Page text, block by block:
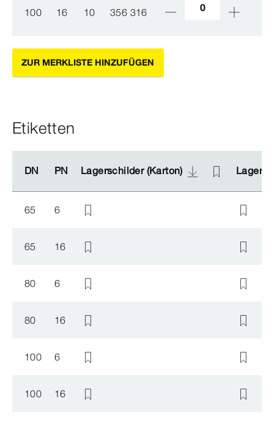
100 16 10 356 316
ZUR MERKLISTE HINZUFÜGEN
Etiketten
DN PN Lagerschilder (Karton)
DN PN Lagerschilder (Karton)
65 6
65 16
80 6
80 16
100 6
100 16